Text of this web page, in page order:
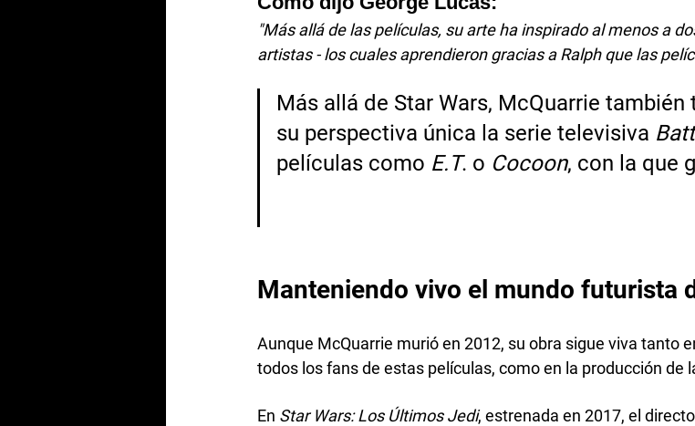
"Más allá de las películas, su arte ha inspirado al menos a
artistas - los cuales aprendieron gracias a Ralph que las
Más allá de Star Wars, McQuarrie
su perspectiva única la serie televisiva
películas como E.T. o Cocoon, con la que
Manteniendo vivo el mundo futurista
Aunque McQuarrie murió en 2012, su obra sigue viva tanto
todos los fans de estas películas, como en la producción de
En Star Wars: Los Últimos Jedi, estrenada en 2017, el